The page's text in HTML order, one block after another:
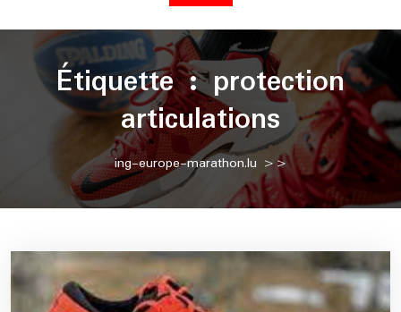
Étiquette :protection
articulations
ing-europe-marathon.lu >>